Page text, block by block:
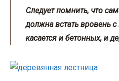
Следует помнить, что
должна встать вровень
касается и бетонных, и